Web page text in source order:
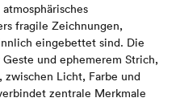
fragile Zeichnungen,
eingebettet sind. Die
und ephemerem Strich,
Licht, Farbe und
zentrale Merkmale